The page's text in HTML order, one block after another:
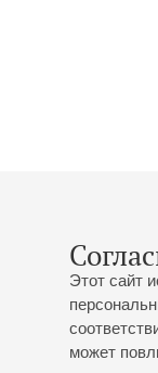
Этот сайт
может